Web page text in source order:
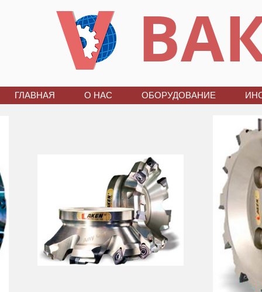
ГЛАВНАЯ О НАС ОБОРУДОВАНИЕ